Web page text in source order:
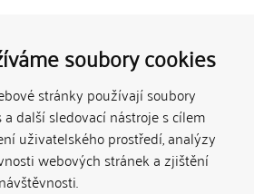
soubory cookies
stránky používají soubory
a další sledovací nástroje s cílem
uživatelského prostředí, analýzy
webových stránek a zjištění
k
vydávány
jinou
autora.
shall not
of
other